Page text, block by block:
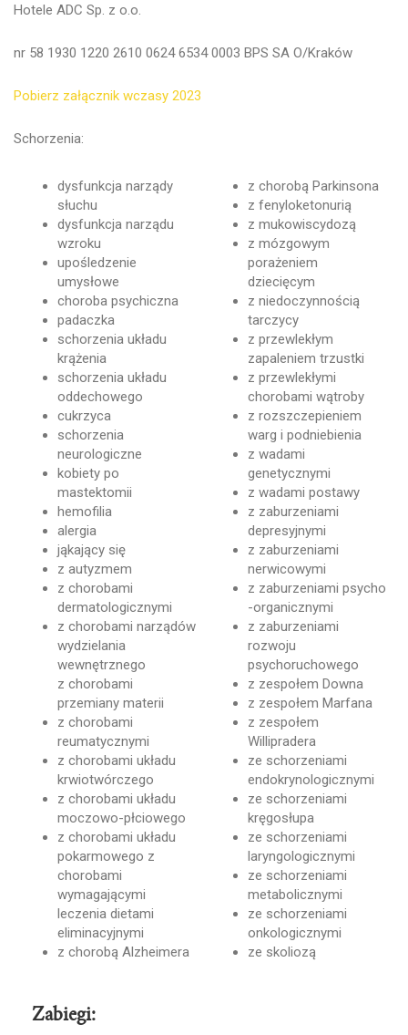
Hotele ADC Sp. z o.o.
nr 58 1930 1220 2610 0624 6534 0003 BPS SA O/Kraków
Pobierz załącznik wczasy 2023
Schorzenia:
dysfunkcja narządy
słuchu
dysfunkcja narządu
wzroku
upośledzenie
umysłowe
choroba psychiczna
padaczka
schorzenia układu
krążenia
schorzenia układu
oddechowego
cukrzyca
schorzenia
neurologiczne
kobiety po
mastektomii
hemofilia
alergia
jąkający się
z autyzmem
z chorobami
dermatologicznymi
z chorobami narządów
wydzielania
wewnętrznego
z chorobami
przemiany materii
z chorobami
reumatycznymi
z chorobami układu
krwiotwórczego
z chorobami układu
moczowo-płciowego
z chorobami układu
pokarmowego z
chorobami
wymagającymi
leczenia dietami
eliminacyjnymi
z chorobą Alzheimera
z chorobą Parkinsona
z fenyloketonurią
z mukowiscydozą
z mózgowym
porażeniem
dziecięcym
z niedoczynnością
tarczycy
z przewlekłym
zapaleniem trzustki
z przewlekłymi
chorobami wątroby
z rozszczepieniem
warg i podniebienia
z wadami
genetycznymi
z wadami postawy
z zaburzeniami
depresyjnymi
z zaburzeniami
nerwicowymi
z zaburzeniami psycho
-organicznymi
z zaburzeniami
rozwoju
psychoruchowego
z zespołem Downa
z zespołem Marfana
z zespołem
Willipradera
ze schorzeniami
endokrynologicznymi
ze schorzeniami
kręgosłupa
ze schorzeniami
laryngologicznymi
ze schorzeniami
metabolicznymi
ze schorzeniami
onkologicznymi
ze skoliozą
Zabiegi: